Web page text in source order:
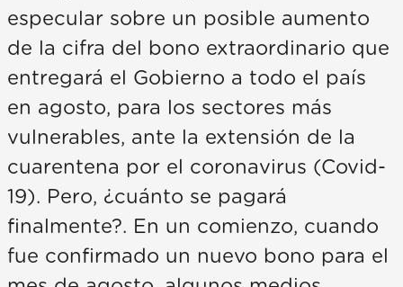
especular sobre un posible aumento
de la cifra del bono extraordinario que
entregará el Gobierno a todo el país
en agosto, para los sectores más
vulnerables, ante la extensión de la
cuarentena por el coronavirus (Covid-
19). Pero, ¿cuánto se pagará
finalmente?. En un comienzo, cuando
fue confirmado un nuevo bono para el